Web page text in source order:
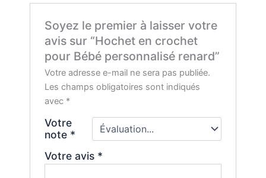
Soyez le premier à laisser votre
avis sur “Hochet en crochet
pour Bébé personnalisé renard”
Votre adresse e-mail ne sera pas publiée.
Les champs obligatoires sont indiqués
avec *
Votre
note *
Votre avis *